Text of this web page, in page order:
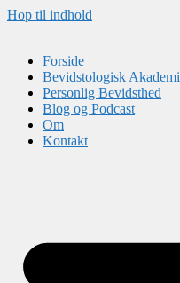
Hop til indhold
Forside
Bevidstologisk Akademi
Personlig Bevidsthed
Blog og Podcast
Om
Kontakt